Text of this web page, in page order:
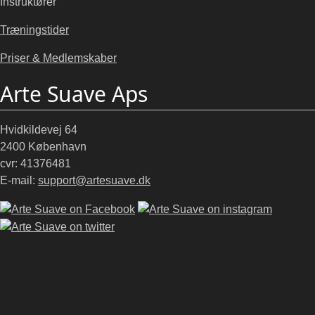
Træningstider
Priser & Medlemskaber
Arte Suave Aps
Hvidkildevej 64
2400 København
cvr: 41376481
E-mail: support@artesuave.dk